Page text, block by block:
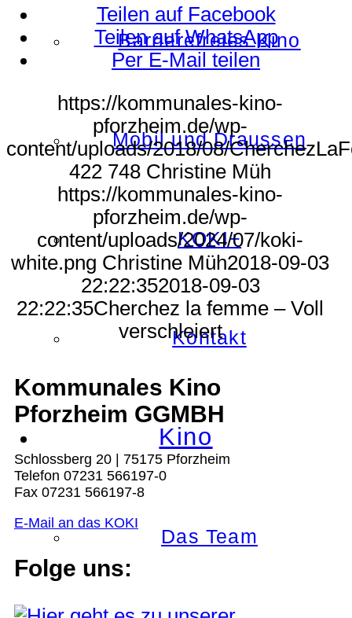
Barrierefreies Kino
Mobil und Draussen
KOKI+
Kontakt
Kino
Das Team
Teilen auf Facebook
Teilen auf WhatsApp
Per E-Mail teilen
https://kommunales-kino-
pforzheim.de/wp-
content/uploads/2018/08/
422 748 Christine Müh
https://kommunales-kino-
pforzheim.de/wp-
content/uploads/2024/07/koki-
white.png Christine Müh2018-09-03
22:22:352018-09-03
22:22:35Cherchez la femme – Voll
verschleiert
Kommunales Kino
Pforzheim GGMBH
Schlossberg 20 | 75175 Pforzheim
Telefon 07231 566197-0
Fax 07231 566197-8
E-Mail an das KOKI
Folge uns: